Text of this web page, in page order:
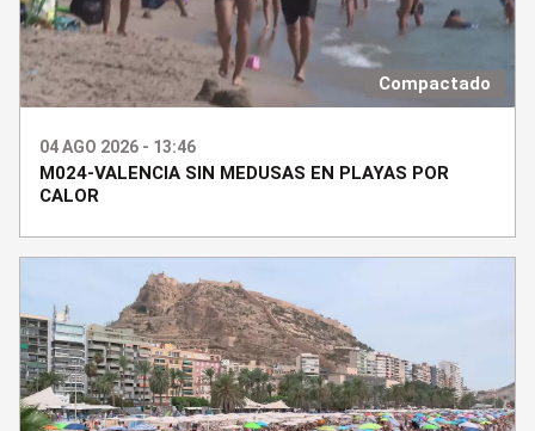
Compactado
04 AGO 2026 - 13:46
M024-VALENCIA SIN MEDUSAS EN PLAYAS POR
CALOR